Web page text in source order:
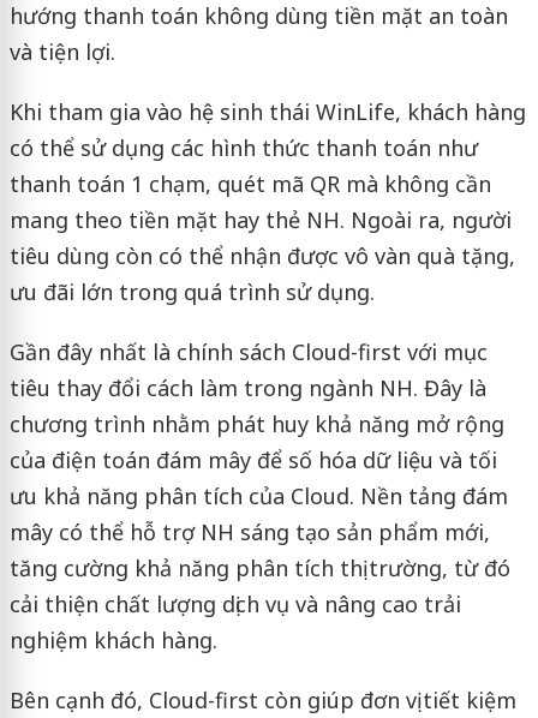
hướng thanh toán không dùng tiền mặt an toàn
và tiện lợi.
Khi tham gia vào hệ sinh thái WinLife, khách hàng
có thể sử dụng các hình thức thanh toán như
thanh toán 1 chạm, quét mã QR mà không cần
mang theo tiền mặt hay thẻ NH. Ngoài ra, người
tiêu dùng còn có thể nhận được vô vàn quà tặng,
ưu đãi lớn trong quá trình sử dụng.
Gần đây nhất là chính sách Cloud-first với mục
tiêu thay đổi cách làm trong ngành NH. Đây là
chương trình nhằm phát huy khả năng mở rộng
của điện toán đám mây để số hóa dữ liệu và tối
ưu khả năng phân tích của Cloud. Nền tảng đám
mây có thể hỗ trợ NH sáng tạo sản phẩm mới,
tăng cường khả năng phân tích thị trường, từ đó
cải thiện chất lượng dịch vụ và nâng cao trải
nghiệm khách hàng.
Bên cạnh đó, Cloud-first còn giúp đơn vị tiết kiệm